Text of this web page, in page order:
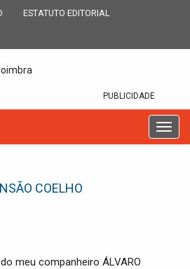
ESTATUTO EDITORIAL
PUBLICIDADE
T
o
COELHO
meu companheiro ÁLVARO